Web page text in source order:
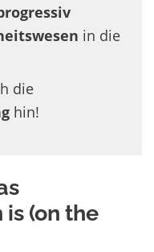
in die
die
hin!
(on the